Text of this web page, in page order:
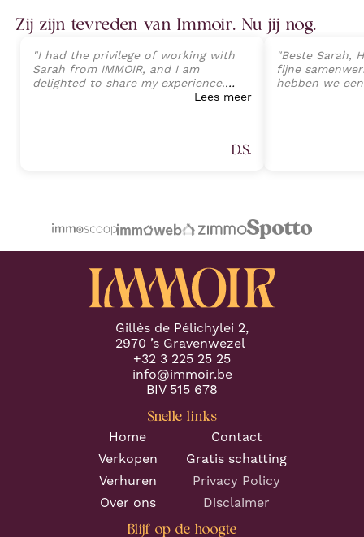
Zij zijn tevreden van Immoir. Nu jij nog.
"I had the privilege of working with
Sarah from IMMOIR, and I am
delighted to share my experience.
Sarah exhibited an exceptional level
Lees meer
D.S.
"Beste Sarah,
fijne
hebben we
Gillès de Pélichylei 2,
2970 ’s Gravenwezel
+32 3 225 25 25
info@immoir.be
BIV 515 678
Snelle links
Home
Contact
Verkopen
Gratis schatting
Verhuren
Privacy Policy
Over ons
Disclaimer
Blijf op de hoogte